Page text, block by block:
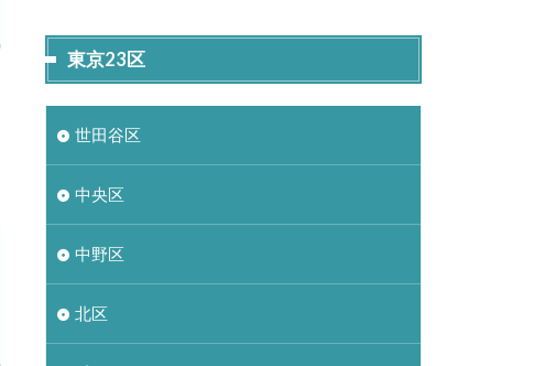
東京23区
世田谷区
中央区
中野区
北区